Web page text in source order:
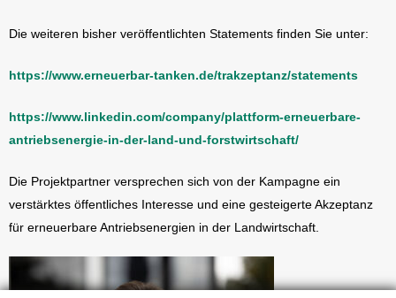
Die weiteren bisher veröffentlichten Statements finden Sie unter:
https://www.erneuerbar-tanken.de/trakzeptanz/statements
https://www.linkedin.com/company/plattform-erneuerbare-
antriebsenergie-in-der-land-und-forstwirtschaft/
Die Projektpartner versprechen sich von der Kampagne ein
verstärktes öffentliches Interesse und eine gesteigerte Akzeptanz
für erneuerbare Antriebsenergien in der Landwirtschaft.